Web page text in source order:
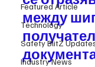
Featured Article
Technology
Safety BlitZ
Industry News
между